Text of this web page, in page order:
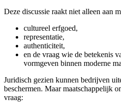
Deze discussie raakt niet alleen aan
cultureel erfgoed,
representatie,
authenticiteit,
en de vraag wie de betekenis
vormgeven binnen moderne
Juridisch gezien kunnen bedrijven
beschermen. Maar maatschappelijk
vraag: